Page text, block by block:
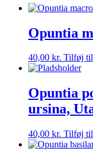
Opuntia
40,00 kr. Tilføj
Opuntia
ursina,
40,00 kr. Tilføj